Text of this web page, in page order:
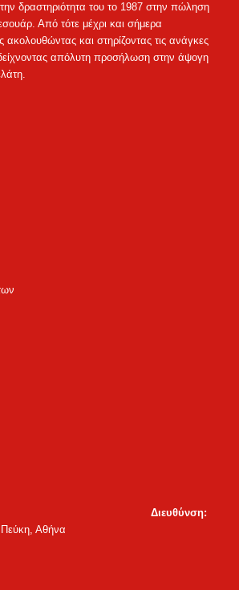
δραστηριότητα του το 1987 στην πώληση
Από τότε μέχρι και σήμερα
ακολουθώντας και στηρίζοντας τις ανάγκες
απόλυτη προσήλωση στην άψογη
Διευθύνση:
Αθήνα